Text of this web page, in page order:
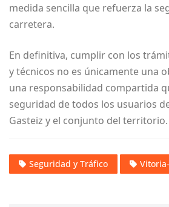
medida sencilla que refuerza la
carretera.
En definitiva, cumplir con los
y técnicos no es únicamente una
una responsabilidad compartida
seguridad de todos los usuarios
Gasteiz y el conjunto del territorio.
Seguridad y Tráfico